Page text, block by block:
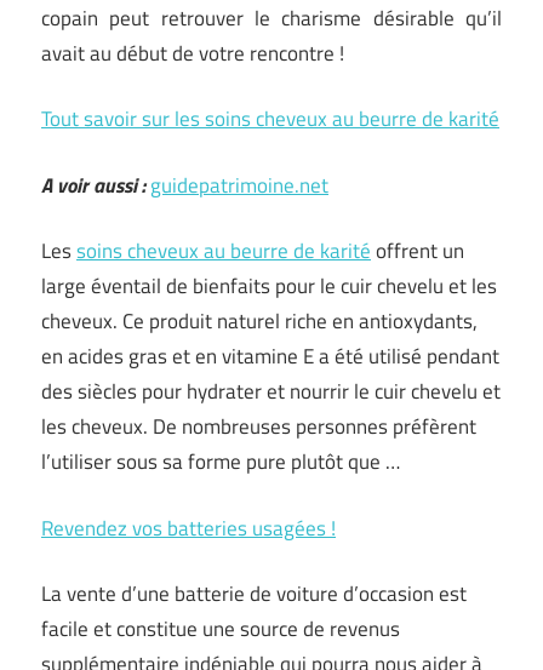
copain peut retrouver le charisme désirable qu’il
avait au début de votre rencontre !
Tout savoir sur les soins cheveux au beurre de karité
A voir aussi :guidepatrimoine.net
Lessoins cheveux au beurre de karitéoffrent un
large éventail de bienfaits pour le cuir chevelu et les
cheveux. Ce produit naturel riche en antioxydants,
en acides gras et en vitamine E a été utilisé pendant
des siècles pour hydrater et nourrir le cuir chevelu et
les cheveux. De nombreuses personnes préfèrent
l’utiliser sous sa forme pure plutôt que …
Revendez vos batteries usagées !
La vente d’une batterie de voiture d’occasion est
facile et constitue une source de revenus